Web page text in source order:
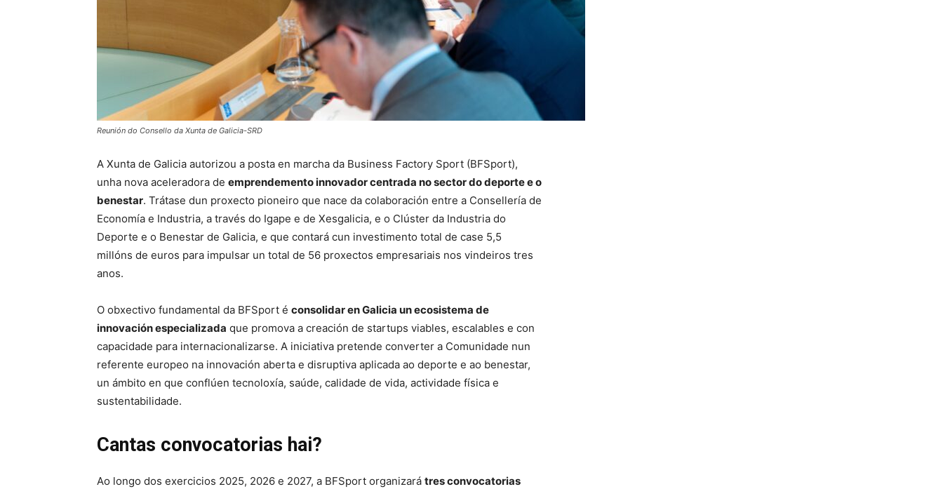
Reunión do Consello da Xunta de Galicia-SRD
A Xunta de Galicia autorizou a posta en marcha da Business Factory Sport (BFSport),
unha nova aceleradora de emprendemento innovador centrada no sector do deporte e o
benestar. Trátase dun proxecto pioneiro que nace da colaboración entre a Consellería de
Economía e Industria, a través do Igape e de Xesgalicia, e o Clúster da Industria do
Deporte e o Benestar de Galicia, e que contará cun investimento total de case 5,5
millóns de euros para impulsar un total de 56 proxectos empresariais nos vindeiros tres
anos.
O obxectivo fundamental da BFSport é consolidar en Galicia un ecosistema de
innovación especializada que promova a creación de startups viables, escalables e con
capacidade para internacionalizarse. A iniciativa pretende converter a Comunidade nun
referente europeo na innovación aberta e disruptiva aplicada ao deporte e ao benestar,
un ámbito en que conflúen tecnoloxía, saúde, calidade de vida, actividade física e
sustentabilidade.
Cantas convocatorias hai?
Ao longo dos exercicios 2025, 2026 e 2027, a BFSport organizará tres convocatorias